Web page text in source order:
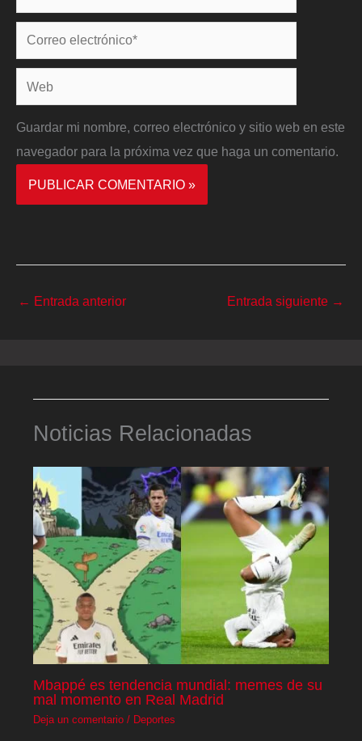
Correo
electrónico*
Web
Guardar mi nombre, correo electrónico y sitio web en este
navegador para la próxima vez que haga un comentario.
← Entrada anterior Entrada siguiente →
Noticias Relacionadas
Mbappé es tendencia mundial: memes de su
mal momento en Real Madrid
Deja un comentario / Deportes